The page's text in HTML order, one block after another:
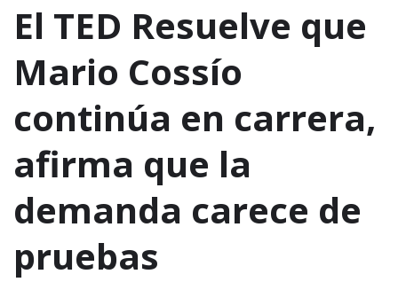
El TED Resuelve que
Mario Cossío
continúa en carrera,
afirma que la
demanda carece de
pruebas